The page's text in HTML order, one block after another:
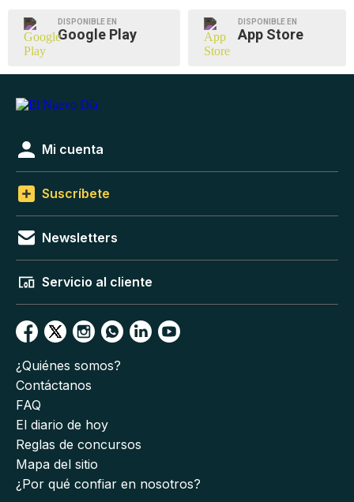
DISPONIBLE EN
Google Play
DISPONIBLE EN
App Store
Mi cuenta
Suscríbete
Newsletters
Servicio al cliente
¿Quiénes somos?
Contáctanos
FAQ
El diario de hoy
Reglas de concursos
Mapa del sitio
¿Por qué confiar en nosotros?